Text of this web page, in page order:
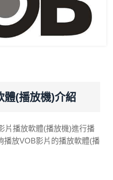
體(播放機)介紹
片播放軟體(播放機)進行播
播放VOB影片的播放軟體(播